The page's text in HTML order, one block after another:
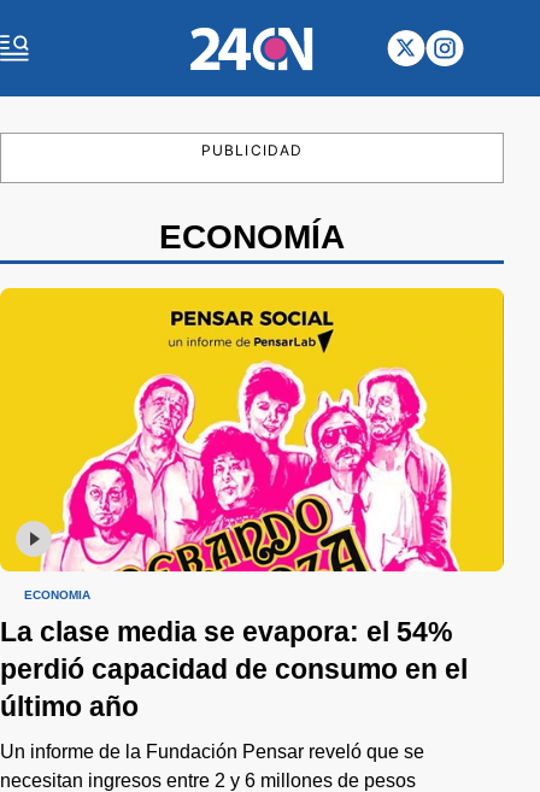
PUBLICIDAD
ECONOMÍA
ECONOMÍA
La clase media se evapora: el 54%
perdió capacidad de consumo en el
último año
Un informe de la Fundación Pensar reveló que se
necesitan ingresos entre 2 y 6 millones de pesos